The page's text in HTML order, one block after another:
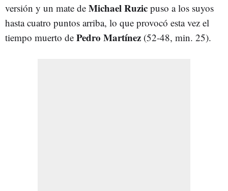
versión y un mate de Michael Ruzic puso a los suyos
hasta cuatro puntos arriba, lo que provocó esta vez el
tiempo muerto de Pedro Martínez (52-48, min. 25).